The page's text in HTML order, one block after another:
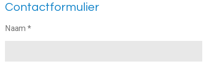
Contactformulier
Naam *